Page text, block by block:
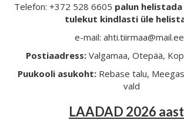
Telefon: +372 528 6605 palun
tulekut kindlasti üle
e-mail: ahti.tiirmaa@mail.ee
Postiaadress: Valgamaa, Otepää,
Puukooli asukoht: Rebase talu,
vald
LAADAD 2026